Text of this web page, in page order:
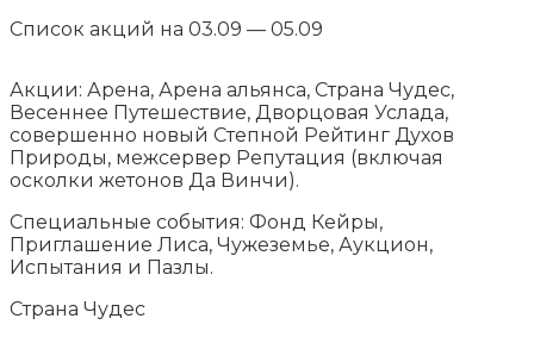
Список акций на 03.09 — 05.09
Акции: Арена, Арена альянса, Страна Чудес,
Весеннее Путешествие, Дворцовая Услада,
совершенно новый Степной Рейтинг Духов
Природы, межсервер Репутация (включая
осколки жетонов Да Винчи).
Специальные события: Фонд Кейры,
Приглашение Лиса, Чужеземье, Аукцион,
Испытания и Пазлы.
Страна Чудес